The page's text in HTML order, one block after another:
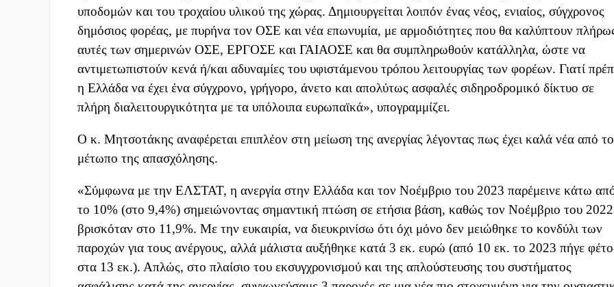
υποδομών και του τροχαίου υλικού της χώρας. Δημιουργείται λοιπόν ένας νέος, ενιαίος, σύγχρονος
δημόσιος φορέας, με πυρήνα τον ΟΣΕ και νέα επωνυμία, με αρμοδιότητες που θα καλύπτουν
αυτές των σημερινών ΟΣΕ, ΕΡΓΟΣΕ και ΓΑΙΑΟΣΕ και θα συμπληρωθούν κατάλληλα, ώστε να
αντιμετωπιστούν κενά ή/και αδυναμίες του υφιστάμενου τρόπου λειτουργίας των φορέων. Γιατί
η Ελλάδα να έχει ένα σύγχρονο, γρήγορο, άνετο και απολύτως ασφαλές σιδηροδρομικό δίκτυο σε
πλήρη διαλειτουργικότητα με τα υπόλοιπα ευρωπαϊκά», υπογραμμίζει.
Ο κ. Μητσοτάκης αναφέρεται επιπλέον στη μείωση της ανεργίας λέγοντας πως έχει καλά νέα από το
μέτωπο της απασχόλησης.
«Σύμφωνα με την ΕΛΣΤΑΤ, η ανεργία στην Ελλάδα και τον Νοέμβριο του 2023 παρέμεινε κάτω
το 10% (στο 9,4%) σημειώνοντας σημαντική πτώση σε ετήσια βάση, καθώς τον Νοέμβριο του 2022
βρισκόταν στο 11,9%. Με την ευκαιρία, να διευκρινίσω ότι όχι μόνο δεν μειώθηκε το κονδύλι των
παροχών για τους ανέργους, αλλά μάλιστα αυξήθηκε κατά 3 εκ. ευρώ (από 10 εκ. το 2023 πήγε
στα 13 εκ.). Απλώς, στο πλαίσιο του εκσυγχρονισμού και της απλούστευσης του συστήματος